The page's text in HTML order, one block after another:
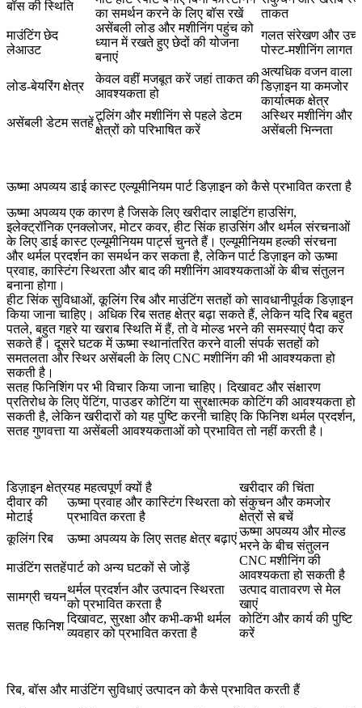
बॉस की स्थिति
का समर्थन करने के लिए बॉस रखें
ताकत
माउंटिंग छेद
लेआउट
असेंबली लोड और मशीनिंग पहुंच को
ध्यान में रखते हुए छेदों की योजना
बनाएं
गलत संरेखण और उच्च
पोस्ट-मशीनिंग लागत
लोड-बेयरिंग क्षेत्र
केवल वहीं मजबूत करें जहां ताकत की
आवश्यकता हो
अत्यधिक वजन वाला
डिज़ाइन या कमजोर
कार्यात्मक क्षेत्र
असेंबली डेटम सतहें
टूलिंग और मशीनिंग से पहले डेटम
क्षेत्रों को परिभाषित करें
अस्थिर मशीनिंग और
असेंबली भिन्नता
ऊष्मा अपव्यय डाई कास्ट एल्यूमीनियम पार्ट डिज़ाइन को कैसे प्रभावित करता है
ऊष्मा अपव्यय एक कारण है जिसके लिए खरीदार लाइटिंग हाउसिंग,
इलेक्ट्रॉनिक एनक्लोजर, मोटर कवर, हीट सिंक हाउसिंग और थर्मल संरचनाओं
के लिए डाई कास्ट एल्यूमीनियम पार्ट्स चुनते हैं। एल्यूमीनियम हल्की संरचना
और थर्मल प्रदर्शन का समर्थन कर सकता है, लेकिन पार्ट डिज़ाइन को ऊष्मा
प्रवाह, कास्टिंग स्थिरता और बाद की मशीनिंग आवश्यकताओं के बीच संतुलन
बनाना होगा।
हीट सिंक सुविधाओं, कूलिंग रिब और माउंटिंग सतहों को सावधानीपूर्वक डिज़ाइन
किया जाना चाहिए। अधिक रिब सतह क्षेत्र बढ़ा सकते हैं, लेकिन यदि रिब बहुत
पतले, बहुत गहरे या खराब स्थिति में हैं, तो वे मोल्ड भरने की समस्याएं पैदा कर
सकते हैं। दूसरे घटक में ऊष्मा स्थानांतरित करने वाली संपर्क सतहों को
समतलता और स्थिर असेंबली के लिए CNC मशीनिंग की भी आवश्यकता हो
सकती है।
सतह फिनिशिंग पर भी विचार किया जाना चाहिए। दिखावट और संक्षारण
प्रतिरोध के लिए पेंटिंग, पाउडर कोटिंग या सुरक्षात्मक कोटिंग की आवश्यकता हो
सकती है, लेकिन खरीदारों को यह पुष्टि करनी चाहिए कि फिनिश थर्मल प्रदर्शन,
सतह गुणवत्ता या असेंबली आवश्यकताओं को प्रभावित तो नहीं करती है।
डिज़ाइन क्षेत्रयह महत्वपूर्ण क्यों है
खरीदार की चिंता
दीवार की
मोटाई
ऊष्मा प्रवाह और कास्टिंग स्थिरता को
प्रभावित करता है
संकुचन और कमजोर
क्षेत्रों से बचें
कूलिंग रिब
ऊष्मा अपव्यय के लिए सतह क्षेत्र बढ़ाएं
ऊष्मा अपव्यय और मोल्ड
भरने के बीच संतुलन
माउंटिंग सतहेंपार्ट को अन्य घटकों से जोड़ें
CNC मशीनिंग की
आवश्यकता हो सकती है
सामग्री चयन
थर्मल प्रदर्शन और उत्पादन स्थिरता
को प्रभावित करता है
उत्पाद वातावरण से मेल
खाएं
सतह फिनिश
दिखावट, सुरक्षा और कभी-कभी थर्मल
व्यवहार को प्रभावित करता है
कोटिंग और कार्य की पुष्टि
करें
रिब, बॉस और माउंटिंग सुविधाएं उत्पादन को कैसे प्रभावित करती हैं